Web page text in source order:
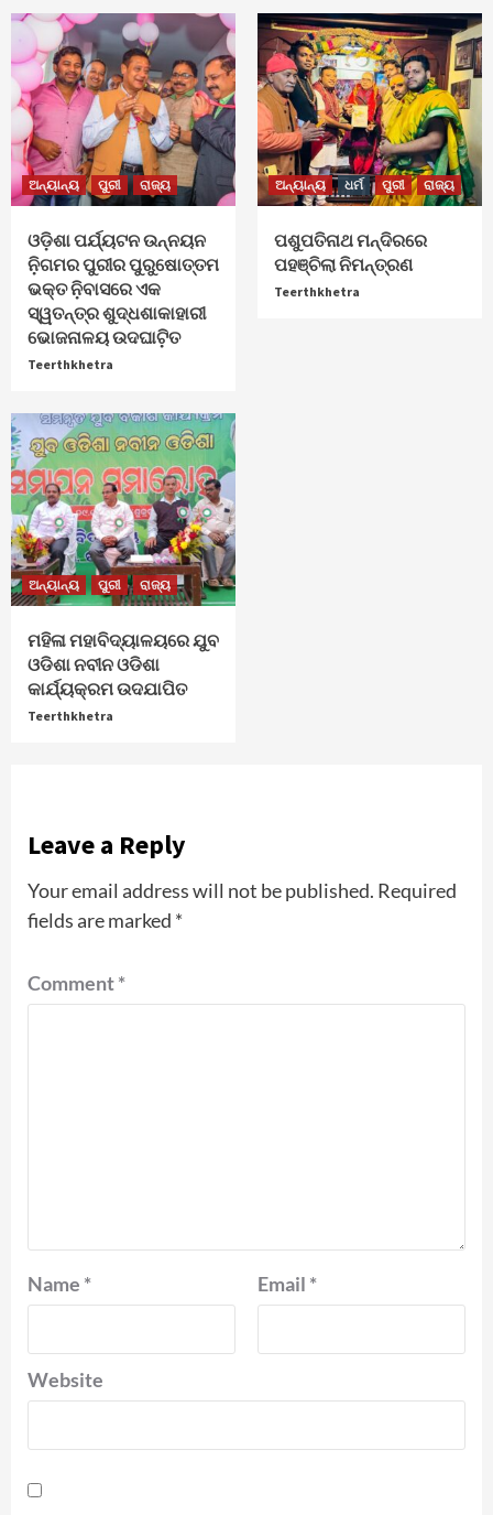
ଅନ୍ୟାନ୍ୟ ପୁରୀ ରାଜ୍ୟ
ଓଡ଼ିଶା ପର୍ଯ୍ୟଟନ ଉନ୍ନୟନ
ନ଼ିଗମର ପୁରୀର ପୁରୁଷୋତ୍ତମ
ଭକ୍ତ ନ଼ିବାସରେ ଏକ
ସ୍ୱତନ୍ତ୍ର ଶୁଦ୍ଧଶାକାହାରୀ
ଭୋଜନାଳୟ ଉଦଘାଟ଼ିତ
Teerthkhetra
ଅନ୍ୟାନ୍ୟ ଧର୍ମ ପୁରୀ ରାଜ୍ୟ
ପଶୁପତିନାଥ ମନ୍ଦିରରେ
ପହଞ୍ଚିଲା ନିମନ୍ତ୍ରଣ
Teerthkhetra
ଅନ୍ୟାନ୍ୟ ପୁରୀ ରାଜ୍ୟ
ମହିଳା ମହାବିଦ୍ୟାଳୟରେ ଯୁବ
ଓଡିଶା ନବୀନ ଓଡିଶା
କାର୍ଯ୍ୟକ୍ରମ ଉଦଯାପିତ
Teerthkhetra
Leave a Reply
Your email address will not be published. Required
fields are marked *
Comment*
Name * Email *
Website